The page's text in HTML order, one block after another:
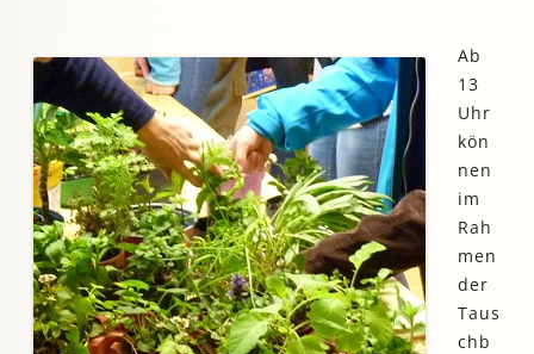
Ab
13
Uhr
kön
nen
im
Rah
men
der
Taus
chb